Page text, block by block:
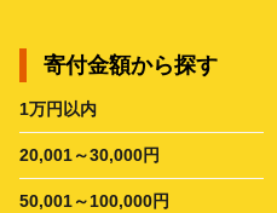
寄付金額から探す
1万円以内
20,001～30,000円
50,001～100,000円